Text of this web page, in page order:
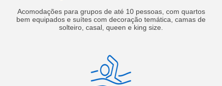
Acomodações para grupos de até 10 pessoas, com quartos
bem equipados e suítes com decoração temática, camas de
solteiro, casal, queen e king size.